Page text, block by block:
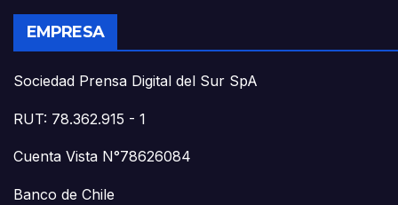
EMPRESA
Sociedad Prensa Digital del Sur SpA
RUT: 78.362.915 - 1
Cuenta Vista N°78626084
Banco de Chile